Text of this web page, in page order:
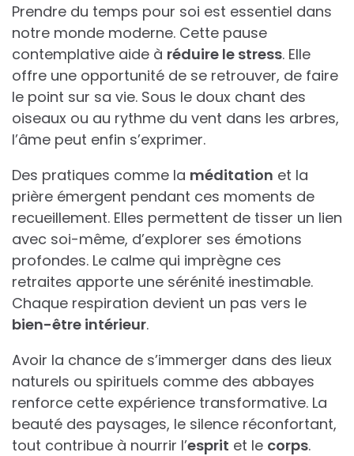
Prendre du temps pour soi est essentiel dans
notre monde moderne. Cette pause
contemplative aide à réduire le stress. Elle
offre une opportunité de se retrouver, de faire
le point sur sa vie. Sous le doux chant des
oiseaux ou au rythme du vent dans les arbres,
l’âme peut enfin s’exprimer.
Des pratiques comme la méditation et la
prière émergent pendant ces moments de
recueillement. Elles permettent de tisser un lien
avec soi-même, d’explorer ses émotions
profondes. Le calme qui imprègne ces
retraites apporte une sérénité inestimable.
Chaque respiration devient un pas vers le
bien-être intérieur.
Avoir la chance de s’immerger dans des lieux
naturels ou spirituels comme des abbayes
renforce cette expérience transformative. La
beauté des paysages, le silence réconfortant,
tout contribue à nourrir l’esprit et le corps.